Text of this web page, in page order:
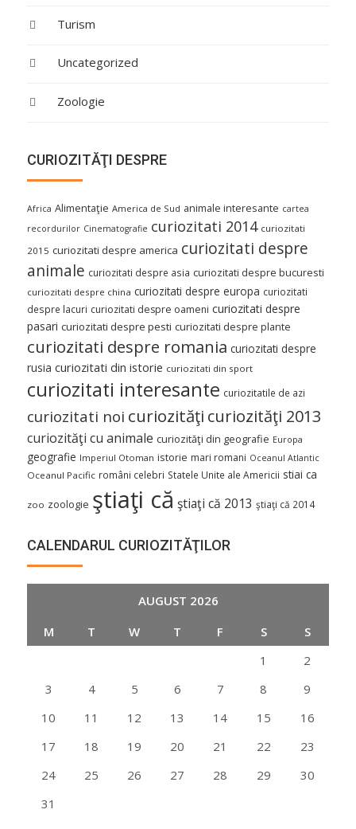
Turism
Uncategorized
Zoologie
CURIOZITĂŢI DESPRE
Africa Alimentaţie America de Sud animale interesante cartea
recordurilor Cinematografie curiozitati 2014 curiozitati
2015 curiozitati despre america curiozitati despre
animale curiozitati despre asia curiozitati despre bucuresti
curiozitati despre china curiozitati despre europa curiozitati
despre lacuri curiozitati despre oameni curiozitati despre
pasari curiozitati despre pesti curiozitati despre plante
curiozitati despre romania curiozitati despre
rusia curiozitati din istorie curiozitati din sport
curiozitati interesante curiozitatile de azi
curiozitati noi curiozităţi curiozităţi 2013
curiozităţi cu animale curiozităţi din geografie Europa
geografie Imperiul Otoman istorie mari romani Oceanul Atlantic
Oceanul Pacific români celebri Statele Unite ale Americii stiai ca
zoo zoologie ştiaţi că ştiaţi că 2013 ştiaţi că 2014
CALENDARUL CURIOZITĂŢILOR
AUGUST 2026
M
T W T F S
S
1
2
3
4 5 6 7 8
9
10
11 12 13 14 15
16
17
18 19 20 21 22
23
24
25 26 27 28 29
30
31